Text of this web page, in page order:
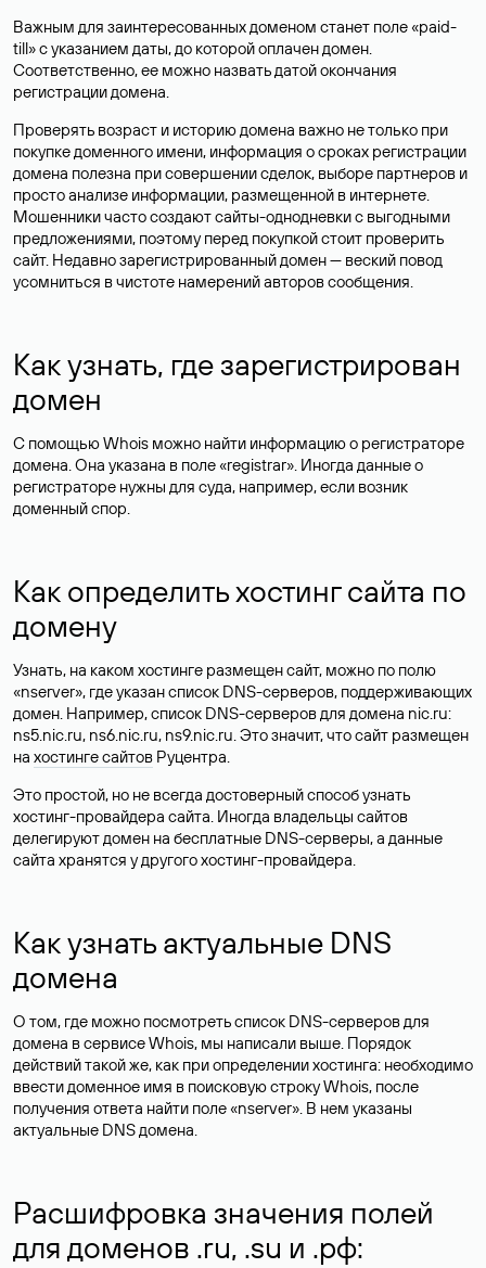
Важным для заинтересованных доменом станет поле «paid-
till» с указанием даты, до которой оплачен домен.
Соответственно, ее можно назвать датой окончания
регистрации домена.
Проверять возраст и историю домена важно не только при
покупке доменного имени, информация о сроках регистрации
домена полезна при совершении сделок, выборе партнеров и
просто анализе информации, размещенной в интернете.
Мошенники часто создают сайты-однодневки с выгодными
предложениями, поэтому перед покупкой стоит проверить
сайт. Недавно зарегистрированный домен — веский повод
усомниться в чистоте намерений авторов сообщения.
Как узнать, где зарегистрирован
домен
С помощью Whois можно найти информацию о регистраторе
домена. Она указана в поле «registrar». Иногда данные о
регистраторе нужны для суда, например, если возник
доменный спор.
Как определить хостинг сайта по
домену
Узнать, на каком хостинге размещен сайт, можно по полю
«nserver», где указан список DNS-серверов, поддерживающих
домен. Например, список DNS-серверов для домена nic.ru:
ns5.nic.ru, ns6.nic.ru, ns9.nic.ru. Это значит, что сайт размещен
на хостинге сайтов Руцентра.
Это простой, но не всегда достоверный способ узнать
хостинг-провайдера сайта. Иногда владельцы сайтов
делегируют домен на бесплатные DNS-серверы, а данные
сайта хранятся у другого хостинг-провайдера.
Как узнать актуальные DNS
домена
О том, где можно посмотреть список DNS-серверов для
домена в сервисе Whois, мы написали выше. Порядок
действий такой же, как при определении хостинга: необходимо
ввести доменное имя в поисковую строку Whois, после
получения ответа найти поле «nserver». В нем указаны
актуальные DNS домена.
Расшифровка значения полей
для доменов .ru, .su и .рф: